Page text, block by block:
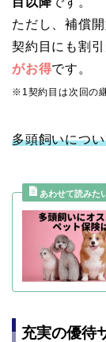
ただし、補償
契約目にも割
がお得です。
※1契約目は次回の
多頭飼いにつ
充実の優待